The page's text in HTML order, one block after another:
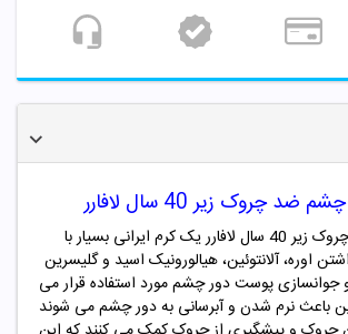
چروک زیر 40 سال لافارر
کرم دور چشم ضد چروک زیر 40 سال لافارر یک کرم ایرانی بسیار با
اوره، آلانتوئین، هیالورونیک اسید و گلیسرین
جوانسازی پوست دور چشم مورد استفاده قرار می
باعث نرم شدن و آبرسانی به دور چشم می شوند